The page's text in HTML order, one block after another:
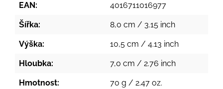
EAN: 4016711016977
Šířka: 8,0 cm / 3.15 inch
Výška: 10,5 cm / 4.13 inch
Hloubka: 7,0 cm / 2.76 inch
Hmotnost: 70 g / 2.47 oz.